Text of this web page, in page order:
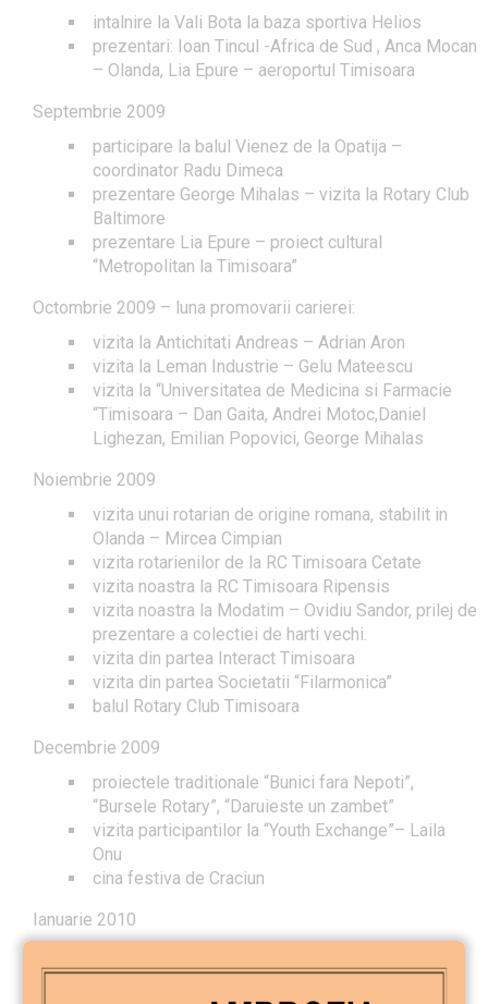
intalnire la Vali Bota la baza sportiva Helios
prezentari: Ioan Tincul -Africa de Sud , Anca Mocan
– Olanda, Lia Epure – aeroportul Timisoara
Septembrie 2009
participare la balul Vienez de la Opatija –
coordinator Radu Dimeca
prezentare George Mihalas – vizita la Rotary Club
Baltimore
prezentare Lia Epure – proiect cultural
“Metropolitan la Timisoara”
Octombrie 2009 – luna promovarii carierei:
vizita la Antichitati Andreas – Adrian Aron
vizita la Leman Industrie – Gelu Mateescu
vizita la “Universitatea de Medicina si Farmacie
“Timisoara – Dan Gaita, Andrei Motoc,Daniel
Lighezan, Emilian Popovici, George Mihalas
Noiembrie 2009
vizita unui rotarian de origine romana, stabilit in
Olanda – Mircea Cimpian
vizita rotarienilor de la RC Timisoara Cetate
vizita noastra la RC Timisoara Ripensis
vizita noastra la Modatim – Ovidiu Sandor, prilej de
prezentare a colectiei de harti vechi.
vizita din partea Interact Timisoara
vizita din partea Societatii “Filarmonica”
balul Rotary Club Timisoara
Decembrie 2009
proiectele traditionale “Bunici fara Nepoti”,
“Bursele Rotary”, “Daruieste un zambet”
vizita participantilor la “Youth Exchange”– Laila
Onu
cina festiva de Craciun
Ianuarie 2010
Regionale de Drumuri si Poduri invitat de Lia